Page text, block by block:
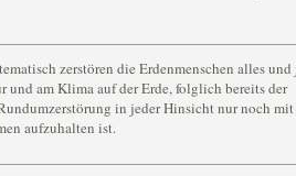
zerstören die Erdenmenschen alles und
und am Klima auf der Erde, folglich bereits der
in jeder Hinsicht nur noch mit
aufzuhalten ist.